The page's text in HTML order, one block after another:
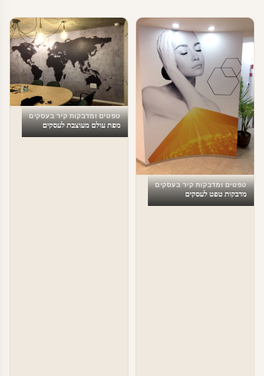
טפטים ומדבקות קיר בעסקים
מדבקות טפט לעסקים
טפטים ומדבקות קיר בעסקים
מפת עולם מעוצבת לעסקים